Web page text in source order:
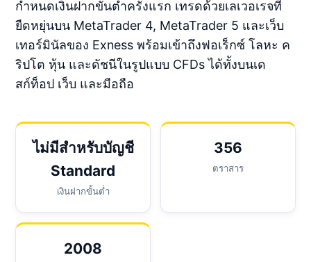
กำหนดเงินฝากขั้นต่ำครั้งแรก เทรดด้วยเลเวอเรจที่
ยืดหยุ่นบน MetaTrader 4, MetaTrader 5 และเว็บ
เทอร์มินัลของ Exness พร้อมเข้าถึงฟอเร็กซ์ โลหะ ค
ริปโต หุ้น และดัชนีในรูปแบบ CFDs ได้ทั้งบนเด
สก์ท็อป เว็บ และมือถือ
ไม่มีสำหรับบัญชี
Standard
เงินฝากขั้นต่ำ
356
ตราสาร
2008